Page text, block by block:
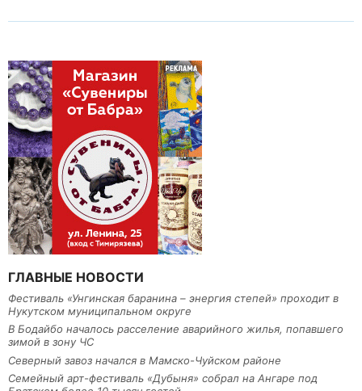
ГЛАВНЫЕ НОВОСТИ
Фестиваль «Унгинская баранина – энергия степей» проходит в
Нукутском муниципальном округе
В Бодайбо началось расселение аварийного жилья, попавшего
зимой в зону ЧС
Северный завоз начался в Мамско-Чуйском районе
Семейный арт-фестиваль «Дубыня» собрал на Ангаре под